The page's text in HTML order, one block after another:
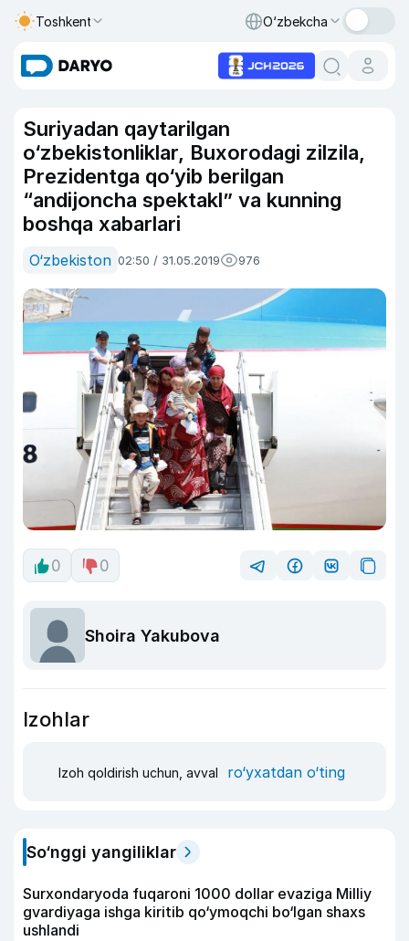
Toshkent O‘zbekcha
Suriyadan qaytarilgan
o‘zbekistonliklar, Buxorodagi zilzila,
Prezidentga qo‘yib berilgan
“andijoncha spektakl” va kunning
boshqa xabarlari
O‘zbekiston 02:50 / 31.05.2019 976
0 0
Shoira Yakubova
Izohlar
Izoh qoldirish uchun, avval ro‘yxatdan o‘ting
So‘nggi yangiliklar
Surxondaryoda fuqaroni 1000 dollar evaziga Milliy
gvardiyaga ishga kiritib qo‘ymoqchi bo‘lgan shaxs
ushlandi